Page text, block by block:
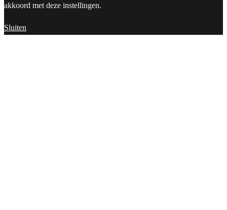
akkoord met deze instellingen.
Sluiten